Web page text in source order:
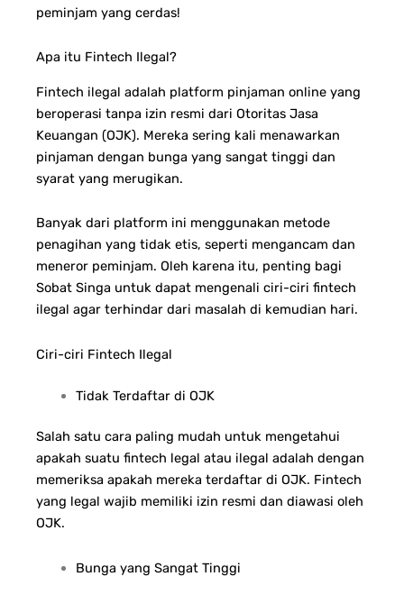
peminjam yang cerdas!
Apa itu Fintech Ilegal?
Fintech ilegal adalah platform pinjaman online yang
beroperasi tanpa izin resmi dari Otoritas Jasa
Keuangan (OJK). Mereka sering kali menawarkan
pinjaman dengan bunga yang sangat tinggi dan
syarat yang merugikan.
Banyak dari platform ini menggunakan metode
penagihan yang tidak etis, seperti mengancam dan
meneror peminjam. Oleh karena itu, penting bagi
Sobat Singa untuk dapat mengenali ciri-ciri fintech
ilegal agar terhindar dari masalah di kemudian hari.
Ciri-ciri Fintech Ilegal
Tidak Terdaftar di OJK
Salah satu cara paling mudah untuk mengetahui
apakah suatu fintech legal atau ilegal adalah dengan
memeriksa apakah mereka terdaftar di OJK. Fintech
yang legal wajib memiliki izin resmi dan diawasi oleh
OJK.
Bunga yang Sangat Tinggi